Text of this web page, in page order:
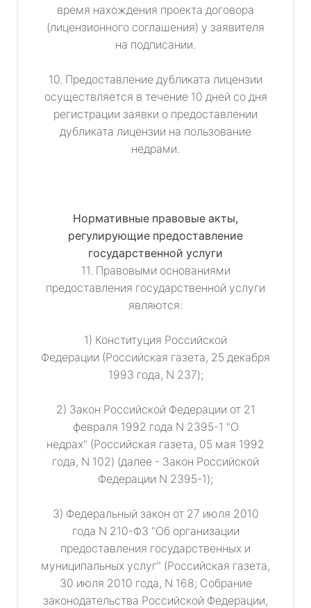
время нахождения проекта договора
(лицензионного соглашения) у заявителя
на подписании.
10. Предоставление дубликата лицензии
осуществляется в течение 10 дней со дня
регистрации заявки о предоставлении
дубликата лицензии на пользование
недрами.
Нормативные правовые акты,
регулирующие предоставление
государственной услуги
11. Правовыми основаниями
предоставления государственной услуги
являются:
1) Конституция Российской
Федерации (Российская газета, 25 декабря
1993 года, N 237);
2) Закон Российской Федерации от 21
февраля 1992 года N 2395-1 "О
недрах" (Российская газета, 05 мая 1992
года, N 102) (далее - Закон Российской
Федерации N 2395-1);
3) Федеральный закон от 27 июля 2010
года N 210-ФЗ "Об организации
предоставления государственных и
муниципальных услуг" (Российская газета,
30 июля 2010 года, N 168; Собрание
законодательства Российской Федерации,